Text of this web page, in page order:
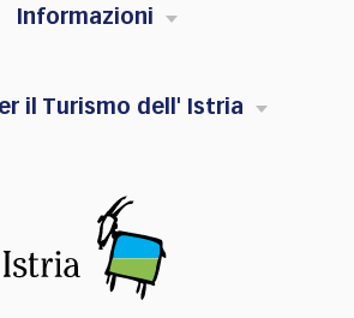
Informazioni
il Turismo dell' Istria